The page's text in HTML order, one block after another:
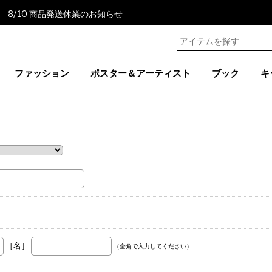
8/10 商品発送休業のお知らせ
ファッション ポスター＆アーティスト ブック キ
［名］ （全角で入力してください）